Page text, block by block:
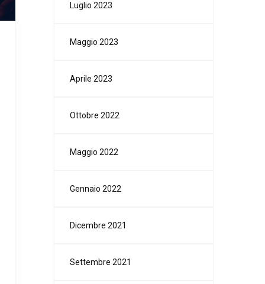
Luglio 2023
Maggio 2023
Aprile 2023
Ottobre 2022
Maggio 2022
Gennaio 2022
Dicembre 2021
Settembre 2021